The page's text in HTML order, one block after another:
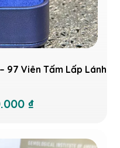
97 Viên Tấm Lấp Lánh
₫